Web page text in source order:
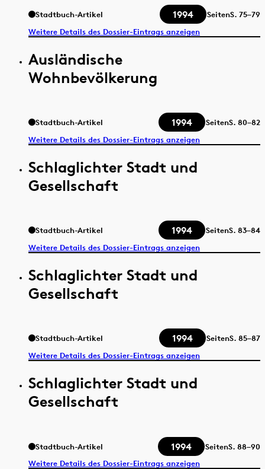
Stadtbuch-Artikel 1994 SeitenS. 75–79
Weitere Details des Dossier-Eintrags anzeigen
Ausländische
Wohnbevölkerung
Stadtbuch-Artikel 1994 SeitenS. 80–82
Weitere Details des Dossier-Eintrags anzeigen
Schlaglichter Stadt und
Gesellschaft
Stadtbuch-Artikel 1994 SeitenS. 83–84
Weitere Details des Dossier-Eintrags anzeigen
Schlaglichter Stadt und
Gesellschaft
Stadtbuch-Artikel 1994 SeitenS. 85–87
Weitere Details des Dossier-Eintrags anzeigen
Schlaglichter Stadt und
Gesellschaft
Stadtbuch-Artikel 1994 SeitenS. 88–90
Weitere Details des Dossier-Eintrags anzeigen